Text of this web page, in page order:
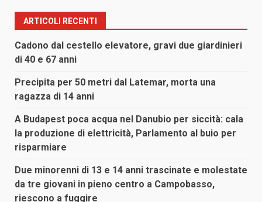
ARTICOLI RECENTI
Cadono dal cestello elevatore, gravi due giardinieri
di 40 e 67 anni
Precipita per 50 metri dal Latemar, morta una
ragazza di 14 anni
A Budapest poca acqua nel Danubio per siccità: cala
la produzione di elettricità, Parlamento al buio per
risparmiare
Due minorenni di 13 e 14 anni trascinate e molestate
da tre giovani in pieno centro a Campobasso,
riescono a fuggire